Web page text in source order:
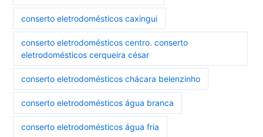
conserto eletrodomésticos caxingui
conserto eletrodomésticos centro. conserto
eletrodomésticos cerqueira césar
conserto eletrodomésticos chácara belenzinho
conserto eletrodomésticos água branca
conserto eletrodomésticos água fria